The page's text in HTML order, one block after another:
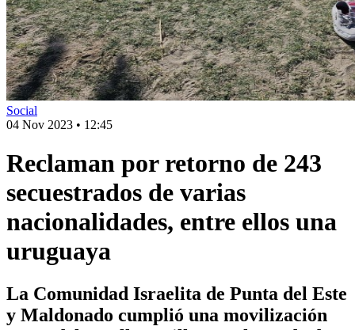
Social
04 Nov 2023 • 12:45
Reclaman por retorno de 243
secuestrados de varias
nacionalidades, entre ellos una
uruguaya
La Comunidad Israelita de Punta del Este
y Maldonado cumplió una movilización